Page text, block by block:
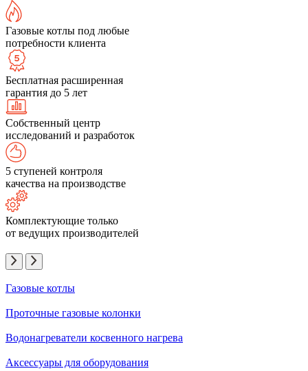
Газовые котлы под любые
потребности клиента
Бесплатная расширенная
гарантия до 5 лет
Собственный центр
исследований и разработок
5 ступеней контроля
качества на производстве
Комплектующие только
от ведущих производителей
Газовые котлы
Проточные газовые колонки
Водонагреватели косвенного нагрева
Аксессуары для оборудования